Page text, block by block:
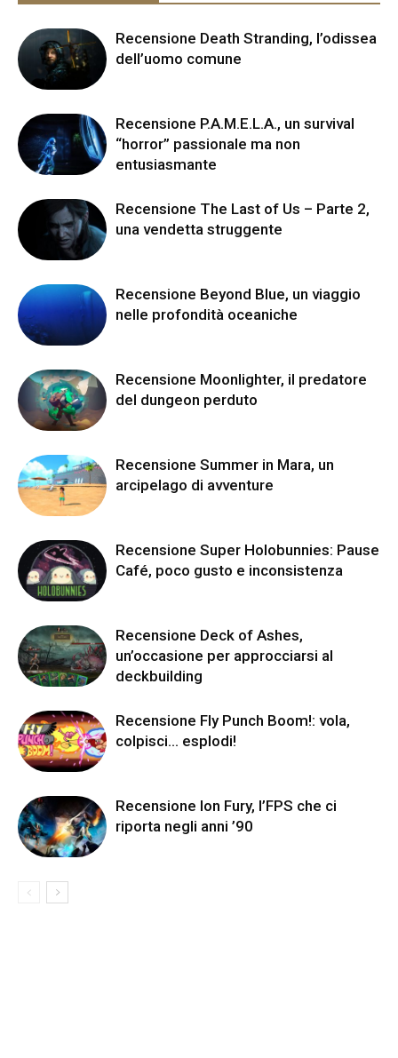
Recensione Death Stranding, l’odissea
dell’uomo comune
Recensione P.A.M.E.L.A., un survival
“horror” passionale ma non
entusiasmante
Recensione The Last of Us – Parte 2,
una vendetta struggente
Recensione Beyond Blue, un viaggio
nelle profondità oceaniche
Recensione Moonlighter, il predatore
del dungeon perduto
Recensione Summer in Mara, un
arcipelago di avventure
Recensione Super Holobunnies: Pause
Café, poco gusto e inconsistenza
Recensione Deck of Ashes,
un’occasione per approcciarsi al
deckbuilding
Recensione Fly Punch Boom!: vola,
colpisci… esplodi!
Recensione Ion Fury, l’FPS che ci
riporta negli anni ’90